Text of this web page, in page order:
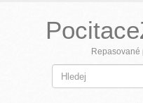
Repasované